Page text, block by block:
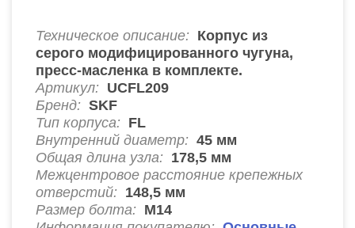
Техническое описание: Корпус из
серого модифицированного чугуна,
пресс-масленка в комплекте.
Артикул: UCFL209
Бренд: SKF
Тип корпуса: FL
Внутренний диаметр: 45 мм
Общая длина узла: 178,5 мм
Межцентровое расстояние крепежных
отверстий: 148,5 мм
Размер болта: М14